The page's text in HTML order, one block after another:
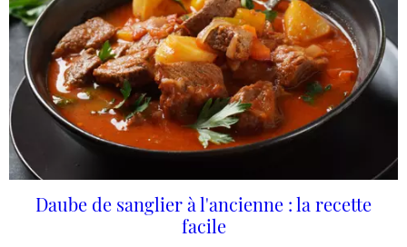
Daube de sanglier à l'ancienne : la recette
facile